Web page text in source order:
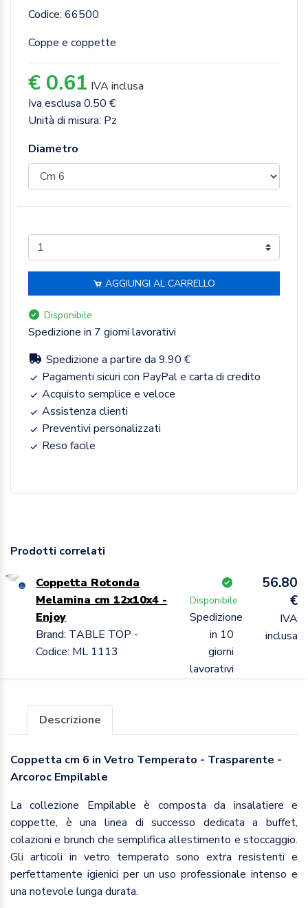
Codice: 66500
Coppe e coppette
€ 0.61 IVA inclusa
Iva esclusa 0.50 €
Unità di misura: Pz
Diametro
AGGIUNGI AL CARRELLO
Disponibile
Spedizione in 7 giorni lavorativi
Spedizione a partire da 9.90 €
Pagamenti sicuri con PayPal e carta di credito
Acquisto semplice e veloce
Assistenza clienti
Preventivi personalizzati
Reso facile
Prodotti correlati
Coppetta Rotonda
Melamina cm 12x10x4 -
Enjoy
Brand: TABLE TOP -
Codice: ML 1113
Disponibile
Spedizione
in 10
giorni
lavorativi
56.80
€
IVA
inclusa
Descrizione
Coppetta cm 6 in Vetro Temperato - Trasparente -
Arcoroc Empilable
La collezione Empilable è composta da insalatiere e
coppette, è una linea di successo dedicata a buffet,
colazioni e brunch che semplifica allestimento e stoccaggio.
Gli articoli in vetro temperato sono extra resistenti e
perfettamente igienici per un uso professionale intenso e
una notevole lunga durata.